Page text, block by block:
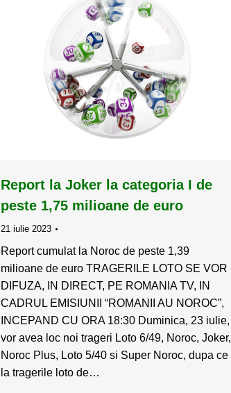
Report la Joker la categoria I de
peste 1,75 milioane de euro
21 iulie 2023
Report cumulat la Noroc de peste 1,39
milioane de euro TRAGERILE LOTO SE VOR
DIFUZA, IN DIRECT, PE ROMANIA TV, IN
CADRUL EMISIUNII “ROMANII AU NOROC”,
INCEPAND CU ORA 18:30 Duminica, 23 iulie,
vor avea loc noi trageri Loto 6/49, Noroc, Joker,
Noroc Plus, Loto 5/40 si Super Noroc, dupa ce
la tragerile loto de…